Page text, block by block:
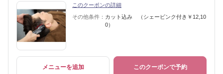
このクーポンの詳細
その他条件： カット込み （シェービンク付き￥12,10
0）
メニューを追加 このクーポンで予約